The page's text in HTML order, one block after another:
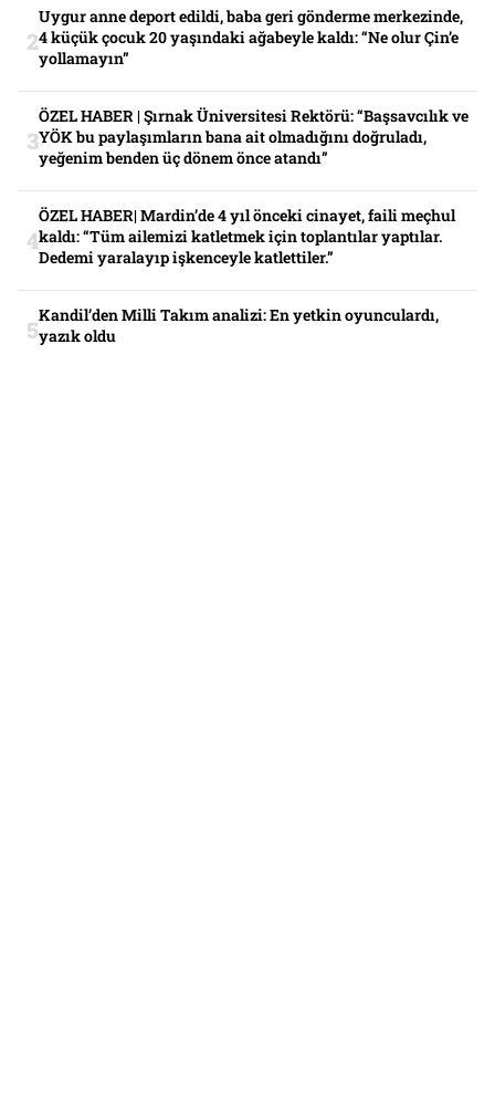
Uygur anne deport edildi, baba geri gönderme merkezinde,
4 küçük çocuk 20 yaşındaki ağabeyle kaldı: “Ne olur Çin’e
yollamayın”
ÖZEL HABER | Şırnak Üniversitesi Rektörü: “Başsavcılık ve
YÖK bu paylaşımların bana ait olmadığını doğruladı,
yeğenim benden üç dönem önce atandı”
ÖZEL HABER| Mardin’de 4 yıl önceki cinayet, faili meçhul
kaldı: “Tüm ailemizi katletmek için toplantılar yaptılar.
Dedemi yaralayıp işkenceyle katlettiler.”
Kandil’den Milli Takım analizi: En yetkin oyunculardı,
yazık oldu